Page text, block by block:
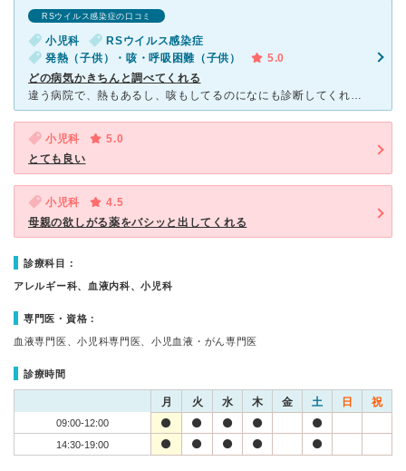
RSウイルス感染症の口コミ
小児科
RSウイルス感染症
発熱（子供）・咳・呼吸困難（子供）
5.0
どの病気かきちんと調べてくれる
違う病院で、熱もあるし、咳もしてるのになにも診断してくれず、病院というのはこんなもんかと思ってたのですが、ここの小児科は違います。 きちんと何の病気なのか調べてくれます。 入院が必要な場合は紹介状
小児科
5.0
とても良い
小児科
4.5
母親の欲しがる薬をバシッと出してくれる
診療科目：
アレルギー科、血液内科、小児科
専門医・資格：
血液専門医、小児科専門医、小児血液・がん専門医
診療時間
月 火 水 木 金 土 日 祝
09:00-12:00
14:30-19:00